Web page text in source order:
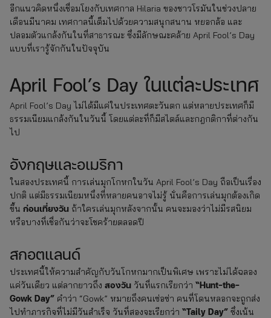
อีกแนวคิดหนึ่งเชื่อมโยงกับเทศกาล Hilaria ของชาวโรมันในช่วงปลาย
เดือนมีนาคม เทศกาลนี้เต็มไปด้วยความสนุกสนาน หยอกล้อ และ
ปลอมตัวแกล้งกันในที่สาธารณะ ซึ่งมีลักษณะคล้าย April Fool’s Day
แบบที่เรารู้จักกันในปัจจุบัน
April Fool’s Day ในแต่ละประเทศ
April Fool’s Day ไม่ได้มีแค่ในประเทศตะวันตก แต่หลายประเทศก็มี
ธรรมเนียมแกล้งกันในวันนี้ โดยแต่ละที่ก็มีสไตล์และกฎกติกาที่ต่างกัน
ไป
อังกฤษและอเมริกา
ในสองประเทศนี้ การเล่นมุกโกหกในวัน April Fool’s Day ถือเป็นเรื่อง
ปกติ แต่มีธรรมเนียมหนึ่งที่หลายคนอาจไม่รู้ นั่นคือการเล่นมุกต้องเกิด
ขึ้น ก่อนเที่ยงวัน ถ้าใครเล่นมุกหลังจากนั้น คนจะมองว่าไม่มีรสนิยม
หรือบางที่เชื่อกันว่าจะโชคร้ายตลอดปี
สกอตแลนด์
ประเทศนี้ให้ความสำคัญกับวันโกหกมากเป็นพิเศษ เพราะไม่ได้ฉลอง
แค่วันเดียว แต่ลากยาวถึง สองวัน วันที่แรกเรียกว่า “Hunt-the-
Gowk Day” คำว่า “Gowk” หมายถึงคนเซ่อซ่า คนที่โดนหลอกจะถูกส่ง
ไปทำภารกิจที่ไม่มีวันสำเร็จ วันที่สองจะเรียกว่า “Taily Day” ซึ่งเน้น